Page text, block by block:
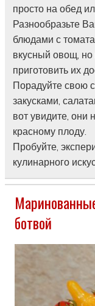
просто на обед
Разнообразьте
блюдами с
вкусный овощ, но
приготовить их
Порадуйте свою
закусками,
вот увидите, они
красному плоду.
Пробуйте,
кулинарного
ботвой